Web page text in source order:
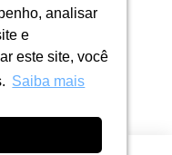
analisar
e
este site, você
Saiba mais
analisar
e
este site, você
Saiba mais